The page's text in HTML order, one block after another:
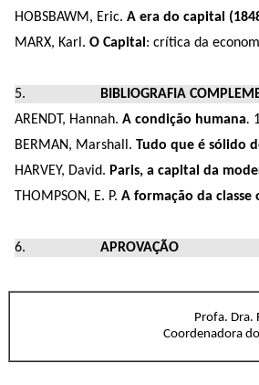
HOBSBAWM, Eric. A era do capital
MARX, Karl. O Capital : crítica da
BIBLIOGRAFIA
ARENDT, Hannah. A condição humana.
BERMAN, Marshall. Tudo que é sólido
HARVEY, David. Paris, a capital da
THOMPSON, E. P. A formação da classe
APROVAÇÃO
Profa. Dra.
Coordenadora